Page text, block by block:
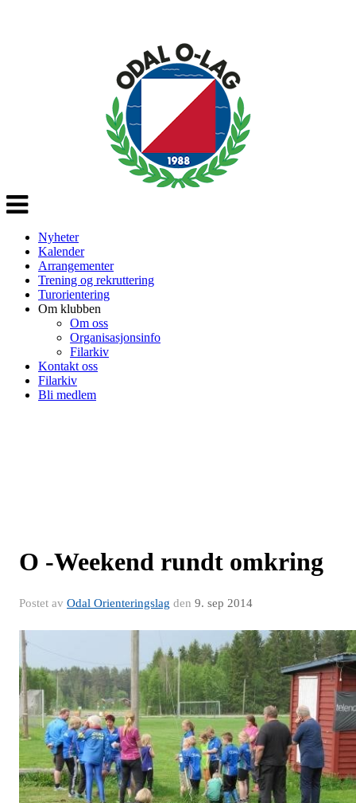
Veksle
navigasjon
Nyheter
Kalender
Arrangementer
Trening og rekruttering
Turorientering
Om klubben
Om oss
Organisasjonsinfo
Filarkiv
Kontakt oss
Filarkiv
Bli medlem
O -Weekend rundt omkring
Postet av Odal Orienteringslag den 9. sep 2014